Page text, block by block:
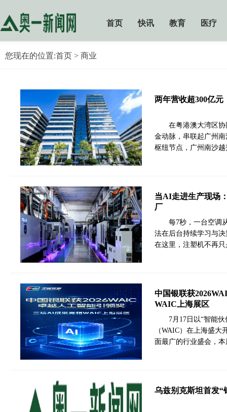
首页 快讯 教育 医疗
您现在的位置:首页 > 商业
两年营收超300亿元
在粤港澳大湾区
金动脉，串联起广州
枢纽节点，广州南沙
当AI走进生产现场
厂
每7秒，一台空调
法在后台持续学习与
在这里，注塑机不再
中国银联获
WAIC上海展区
7月17日以“智能
（WAIC）在上海盛
面最广的行业盛会，
乌兹别克斯坦首发“